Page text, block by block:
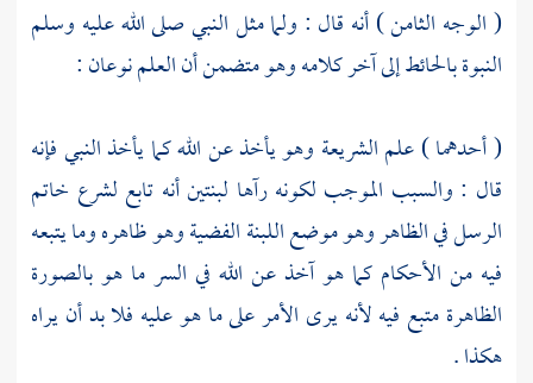
( الوجه الثامن ) أنه قال : ولما مثل النبي صلى الله عليه وسلم
النبوة بالحائط إلى آخر كلامه وهو متضمن أن العلم نوعان :
( أحدهما ) علم الشريعة وهو يأخذ عن الله كما يأخذ النبي فإنه
قال : والسبب الموجب لكونه رآها لبنتين أنه تابع لشرع خاتم
الرسل في الظاهر وهو موضع اللبنة الفضية وهو ظاهره وما يتبعه
فيه من الأحكام كما هو آخذ عن الله في السر ما هو بالصورة
الظاهرة متبع فيه لأنه يرى الأمر على ما هو عليه فلا بد أن يراه
هكذا .